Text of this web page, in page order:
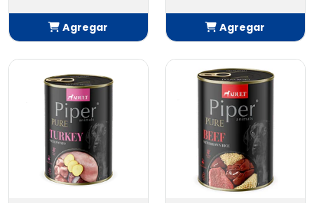
Agregar
Añadido
Agregar
Añadido